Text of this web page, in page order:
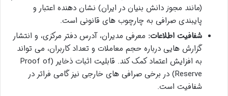
(مانند مجوز دانش بنیان در ایران) نشان دهنده اعتبار و
پایبندی صرافی به چارچوب های قانونی است.
شفافیت اطلاعات: معرفی مدیران، آدرس دفتر مرکزی، و انتشار
گزارش هایی درباره حجم معاملات و تعداد کاربران، می تواند
به افزایش اعتماد کمک کند. قابلیت اثبات ذخایر (Proof of
Reserve) در برخی صرافی های خارجی نیز گامی فراتر در
شفافیت است.